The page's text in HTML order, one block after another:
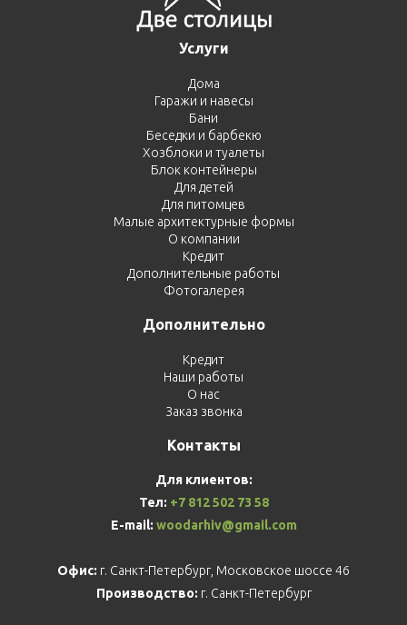
Услуги
Дома
Гаражи и навесы
Бани
Беседки и барбекю
Хозблоки и туалеты
Блок контейнеры
Для детей
Для питомцев
Малые архитектурные формы
О компании
Кредит
Дополнительные работы
Фотогалерея
Дополнительно
Кредит
Наши работы
О нас
Заказ звонка
Контакты
Для клиентов:
Тел: +7 812 502 73 58
E-mail: woodarhiv@gmail.com
Офис: г. Санкт-Петербург, Московское шоссе 46
Производство: г. Санкт-Петербург